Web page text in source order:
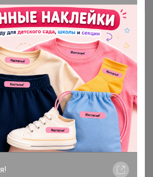
СП
Подскажите после отгрузки
идет ?Жду сп 132.